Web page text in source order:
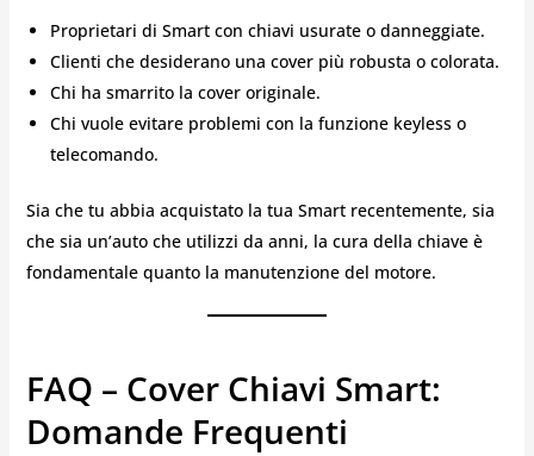
Proprietari di Smart con chiavi usurate o danneggiate.
Clienti che desiderano una cover più robusta o colorata.
Chi ha smarrito la cover originale.
Chi vuole evitare problemi con la funzione keyless o
telecomando.
Sia che tu abbia acquistato la tua Smart recentemente, sia
che sia un’auto che utilizzi da anni, la cura della chiave è
fondamentale quanto la manutenzione del motore.
FAQ – Cover Chiavi Smart:
Domande Frequenti